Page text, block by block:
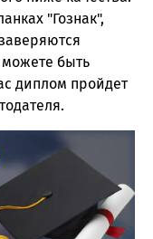
"Гознак",
быть
диплом пройдет